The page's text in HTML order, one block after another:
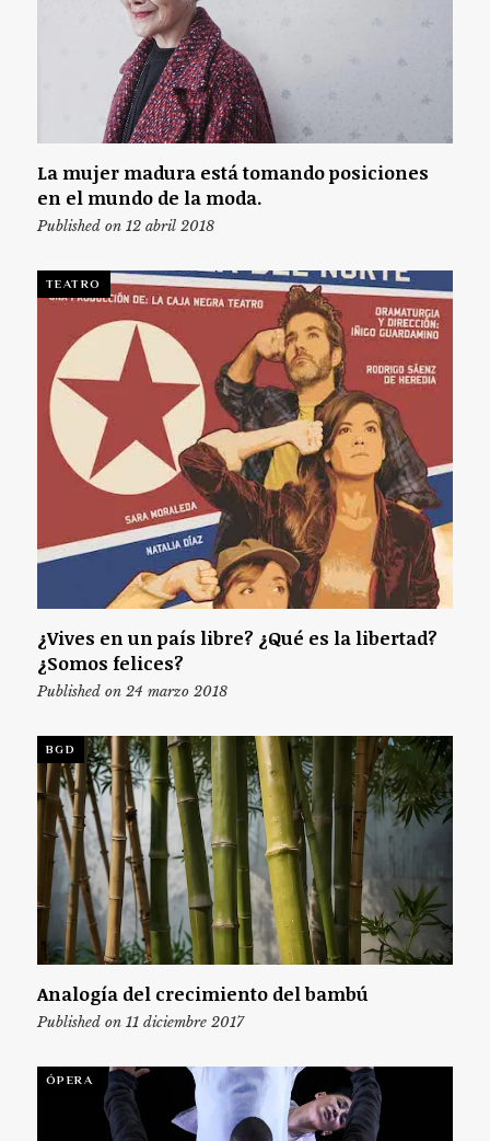
La mujer madura está tomando posiciones
en el mundo de la moda.
Published on 12 abril 2018
TEATRO
¿Vives en un país libre? ¿Qué es la libertad?
¿Somos felices?
Published on 24 marzo 2018
BGD
Analogía del crecimiento del bambú
Published on 11 diciembre 2017
ÓPERA